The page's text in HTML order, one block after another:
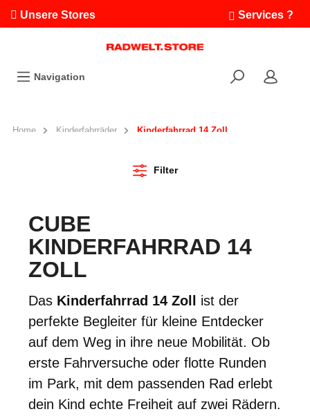
Unsere Stores Services ?
Ausfahrten
Bikefinder
Navigation
Home Kinderfahrräder Kinderfahrrad 14 Zoll
Filter
CUBE
KINDERFAHRRAD 14
ZOLL
Das Kinderfahrrad 14 Zoll
ist der
perfekte Begleiter für kleine Entdecker
auf dem Weg in ihre neue Mobilität. Ob
erste Fahrversuche oder flotte Runden
im Park, mit dem passenden Rad erlebt
dein Kind echte Freiheit auf zwei Rädern.